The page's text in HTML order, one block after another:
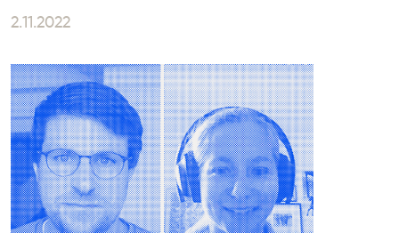
2.11.2022